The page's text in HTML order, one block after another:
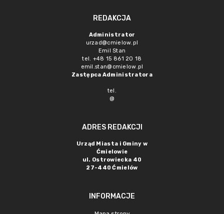
REDAKCJA
Administrator
urzad@cmielow.pl
Emil Stan
tel. +48 15 861 20 18
emil.stan@cmielow.pl
Zastępca Administratora
tel.
@
ADRES REDAKCJI
Urząd Miasta i Gminy w
Ćmielowie
ul. Ostrowiecka 40
27-440 Ćmielów
INFORMACJE